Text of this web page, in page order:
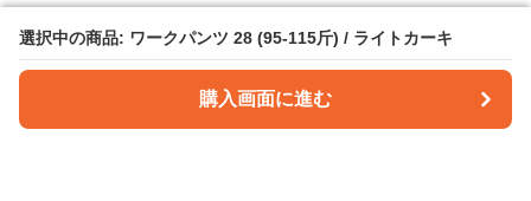
選択中の商品: ワークパンツ 28 (95-115斤) / ライトカーキ
購入画面に進む
選択中の商品: ワークパンツ 28 (95-115斤) / ライトカーキ
購入画面に進む